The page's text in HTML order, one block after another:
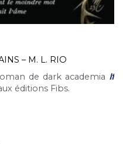
– M. L. RIO
de dark academia If
éditions Fibs.